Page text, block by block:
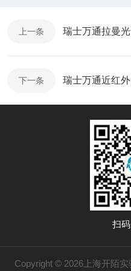
上一条 瑞士万通拉曼
下一条 瑞士万通近红
扫
Copyright © 2026上海开陌